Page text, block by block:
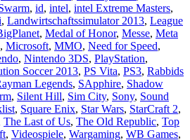
, id, intel, intel Extreme Masters,
, Landwirtschaftssimulator 2013, League
, Medal of Honor, Messe, Meta
, Microsoft, MMO, Need for Speed,
, Nintendo 3DS, PlayStation,
Soccer 2013, PS Vita, PS3, Rabbids
Legends, SApphire, Shadow
, Silent Hill, Sim City, Sony, Sound
, Square Enix, Star Wars, StarCraft 2,
The Last of Us, The Old Republic, Top
, Videospiele, Wargaming, WB Games,